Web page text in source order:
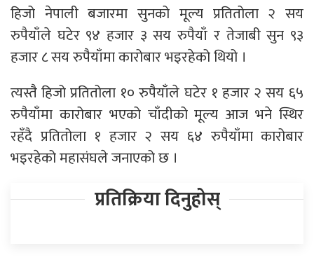
हिजो नेपाली बजारमा सुनको मूल्य प्रतितोला २ सय
रुपैयाँले घटेर ९४ हजार ३ सय रुपैयाँ र तेजाबी सुन ९३
हजार ८ सय रुपैयाँमा कारोबार भइरहेको थियो ।
त्यस्तै हिजो प्रतितोला १० रुपैयाँले घटेर १ हजार २ सय ६५
रुपैयाँमा कारोबार भएको चाँदीको मूल्य आज भने स्थिर
रहँदै प्रतितोला १ हजार २ सय ६४ रुपैयाँमा कारोबार
भइरहेको महासंघले जनाएको छ ।
प्रतिक्रिया दिनुहोस्